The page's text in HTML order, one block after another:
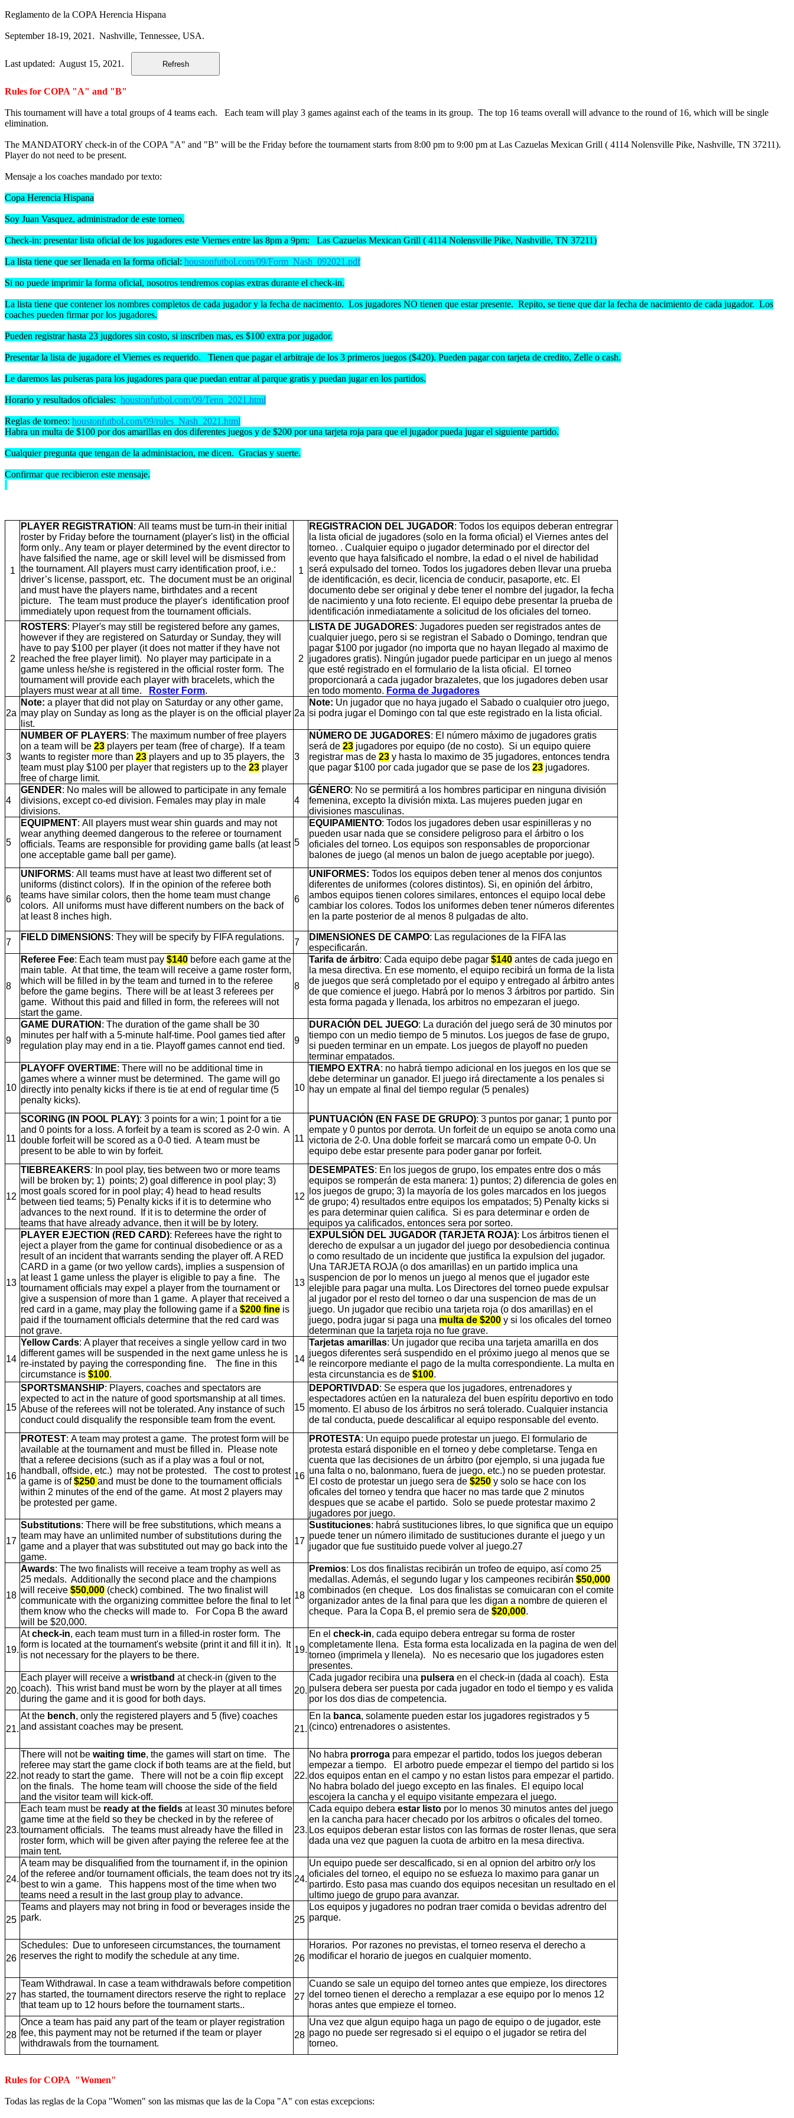
Reglamento de la COPA Herencia Hispana
September 18-19, 2021. Nashville, Tennessee, USA.
Last updated: August 15, 2021.
Rules for COPA "A" and "B"
This tournament will have a total groups of 4 teams each. Each team will play 3 games against each of the teams in its group. The top 16 teams overall will advance to the round of 16, which will be single
elimination.
The MANDATORY check-in of the COPA "A" and "B" will be the Friday before the tournament starts from 8:00 pm to 9:00 pm at Las Cazuelas Mexican Grill ( 4114 Nolensville Pike, Nashville, TN 37211).
Player do not need to be present.
Mensaje a los coaches mandado por texto:
Copa Herencia Hispana
Soy Juan Vasquez, administrador de este torneo.
Check-in: presentar lista oficial de los jugadores este Viernes entre las 8pm a 9pm: Las Cazuelas Mexican Grill ( 4114 Nolensville Pike, Nashville, TN 37211)
La lista tiene que ser llenada en la forma oficial: houstonfutbol.com/09/Form_Nash_092021.pdf
Si no puede imprimir la forma oficial, nosotros tendremos copias extras durante el check-in.
La lista tiene que contener los nombres completos de cada jugador y la fecha de nacimento. Los jugadores NO tienen que estar presente. Repito, se tiene que dar la fecha de nacimiento de cada jugador. Los
coaches pueden firmar por los jugadores.
Pueden registrar hasta 23 jugdores sin costo, si inscriben mas, es $100 extra por jugador.
Presentar la lista de jugadore el Viernes es requerido. Tienen que pagar el arbitraje de los 3 primeros juegos ($420). Pueden pagar con tarjeta de credito, Zelle o cash.
Le daremos las pulseras para los jugadores para que puedan entrar al parque gratis y puedan jugar en los partidos.
Horario y resultados oficiales: houstonfutbol.com/09/Tenn_2021.html
Reglas de torneo: houstonfutbol.com/09/rules_Nash_2021.html
Habra un multa de $100 por dos amarillas en dos diferentes juegos y de $200 por una tarjeta roja para que el jugador pueda jugar el siguiente partido.
Cualquier pregunta que tengan de la administacion, me dicen. Gracias y suerte.
Confirmar que recibieron este mensaje.
1
PLAYER REGISTRATION : All teams must be turn-in their initial
roster by Friday before the tournament (player's list) in the official
form only.. Any team or player determined by the event director to
have falsified the name, age or skill level will be dismissed from
the tournament. All players must carry identification proof, i.e.:
driver’s license, passport, etc. The document must be an original
and must have the players name, birthdates and a recent
picture. The team must produce the player's identification proof
immediately upon request from the tournament officials.
1
REGISTRACION DEL JUGADOR: Todos los equipos deberan entregrar
la lista oficial de jugadores (solo en la forma oficial) el Viernes antes del
torneo. . Cualquier equipo o jugador determinado por el director del
evento que haya falsificado el nombre, la edad o el nivel de habilidad
será expulsado del torneo. Todos los jugadores deben llevar una prueba
de identificación, es decir, licencia de conducir, pasaporte, etc. El
documento debe ser original y debe tener el nombre del jugador, la fecha
de nacimiento y una foto reciente. El equipo debe presentar la prueba de
identificación inmediatamente a solicitud de los oficiales del torneo.
2
ROSTERS: Player's may still be registered before any games,
however if they are registered on Saturday or Sunday, they will
have to pay $100 per player (it does not matter if they have not
reached the free player limit). No player may participate in a
game unless he/she is registered in the official roster form. The
tournament will provide each player with bracelets, which the
players must wear at all time.
Roster Form.
2
LISTA DE JUGADORES: Jugadores pueden ser registrados antes de
cualquier juego, pero si se registran el Sabado o Domingo, tendran que
pagar $100 por jugador (no importa que no hayan llegado al maximo de
jugadores gratis). Ningún jugador puede participar en un juego al menos
que esté registrado en el formulario de la lista oficial.
El torneo
proporcionará a cada jugador brazaletes, que los jugadores deben usar
en todo momento. Forma de Jugadores
2a
Note: a player that did not play on Saturday or any other game,
may play on Sunday as long as the player is on the official player
list.
2a
Note: Un jugador que no haya jugado el Sabado o cualquier otro juego,
si podra jugar el Domingo con tal que este registrado en la lista oficial.
3
NUMBER OF PLAYERS: The maximum number of free players
on a team will be 23 players per team (free of charge). If a team
wants to register more than 23 players and up to 35 players, the
team must play $100 per player that registers up to the 23 player
free of charge limit.
3
NÚMERO DE JUGADORES: El número máximo de jugadores gratis
será de 23 jugadores por equipo (de no costo). Si un equipo quiere
registrar mas de 23 y hasta lo maximo de 35 jugadores, entonces tendra
que pagar $100 por cada jugador que se pase de los 23 jugadores.
4
GENDER: No males will be allowed to participate in any female
divisions, except co-ed division. Females may play in male
divisions.
4
GÉNERO: No se permitirá a los hombres participar en ninguna división
femenina, excepto la división mixta. Las mujeres pueden jugar en
divisiones masculinas.
5
EQUIPMENT: All players must wear shin guards and may not
wear anything deemed dangerous to the referee or tournament
officials. Teams are responsible for providing game balls (at least
one acceptable game ball per game).
5
EQUIPAMIENTO: Todos los jugadores deben usar espinilleras y no
pueden usar nada que se considere peligroso para el árbitro o los
oficiales del torneo. Los equipos son responsables de proporcionar
balones de juego (al menos un balon de juego aceptable por juego).
6
UNIFORMS: All teams must have at least two different set of
uniforms (distinct colors). If in the opinion of the referee both
teams have similar colors, then the home team must change
colors. All uniforms must have different numbers on the back of
at least 8 inches high.
6
UNIFORMES: Todos los equipos deben tener al menos dos conjuntos
diferentes de uniformes (colores distintos). Si, en opinión del árbitro,
ambos equipos tienen colores similares, entonces el equipo local debe
cambiar los colores. Todos los uniformes deben tener números diferentes
en la parte posterior de al menos 8 pulgadas de alto.
7
FIELD DIMENSIONS: They will be specify by FIFA regulations.
7
DIMENSIONES DE CAMPO: Las regulaciones de la FIFA las
especificarán.
8
Referee Fee: Each team must pay $140 before each game at the
main table. At that time, the team will receive a game roster form,
which will be filled in by the team and turned in to the referee
before the game begins. There will be at least 3 referees per
game. Without this paid and filled in form, the referees will not
start the game.
8
Tarifa de árbitro: Cada equipo debe pagar $140 antes de cada juego en
la mesa directiva. En ese momento, el equipo recibirá un forma de la lista
de juegos que será completado por el equipo y entregado al árbitro antes
de que comience el juego. Habrá por lo menos 3 árbitros por partido. Sin
esta forma pagada y llenada, los arbitros no empezaran el juego.
9
GAME DURATION : The duration of the game shall be 30
minutes per half with a 5-minute half-time. Pool games tied after
regulation play may end in a tie. Playoff games cannot end tied.
9
DURACIÓN DEL JUEGO: La duración del juego será de 30 minutos por
tiempo con un medio tiempo de 5 minutos. Los juegos de fase de grupo,
si pueden terminar en un empate. Los juegos de playoff no pueden
terminar empatados.
10
PLAYOFF OVERTIME: There will no be additional time in
games where a winner must be determined. The game will go
directly into penalty kicks if there is tie at end of regular time (5
penalty kicks).
10
TIEMPO EXTRA: no habrá tiempo adicional en los juegos en los que se
debe determinar un ganador. El juego irá directamente a los penales si
hay un empate al final del tiempo regular (5 penales)
11
SCORING (IN POOL PLAY): 3 points for a win; 1 point for a tie
and 0 points for a loss. A forfeit by a team is scored as 2-0 win. A
double forfeit will be scored as a 0-0 tied. A team must be
present to be able to win by forfeit.
11
PUNTUACIÓN (EN FASE DE GRUPO): 3 puntos por ganar; 1 punto por
empate y 0 puntos por derrota. Un forfeit de un equipo se anota como una
victoria de 2-0. Una doble forfeit se marcará como un empate 0-0. Un
equipo debe estar presente para poder ganar por forfeit.
12
TIEBREAKERS: In pool play, ties between two or more teams
will be broken by; 1) points; 2) goal difference in pool play; 3)
most goals scored for in pool play; 4) head to head results
between tied teams; 5) Penalty kicks if it is to determine who
advances to the next round. If it is to determine the order of
teams that have already advance, then it will be by lotery.
12
DESEMPATES: En los juegos de grupo, los empates entre dos o más
equipos se romperán de esta manera: 1) puntos; 2) diferencia de goles en
los juegos de grupo; 3) la mayoría de los goles marcados en los juegos
de grupo; 4) resultados entre equipos los empatados; 5) Penalty kicks si
es para determinar quien califica. Si es para determinar e orden de
equipos ya calificados, entonces sera por sorteo.
13
PLAYER EJECTION (RED CARD): Referees have the right to
eject a player from the game for continual disobedience or as a
result of an incident that warrants sending the player off. A RED
CARD in a game (or two yellow cards), implies a suspension of
at least 1 game unless the player is eligible to pay a fine. The
tournament officials may expel a player from the tournament or
give a suspension of more than 1 game. A player that received a
red card in a game, may play the following game if a $200 fine is
paid if the tournament officials determine that the red card was
not grave.
13
EXPULSIÓN DEL JUGADOR (TARJETA ROJA): Los árbitros tienen el
derecho de expulsar a un jugador del juego por desobediencia continua
o como resultado de un incidente que justifica la expulsion del jugador.
Una TARJETA ROJA (o dos amarillas) en un partido implica una
suspencion de por lo menos un juego al menos que el jugador este
elejible para pagar una multa. Los Directores del torneo puede expulsar
al jugador por el resto del torneo o dar una suspencion de mas de un
juego. Un jugador que recibio una tarjeta roja (o dos amarillas) en el
juego, podra jugar si paga una multa de $200 y si los oficales del torneo
determinan que la tarjeta roja no fue grave.
14
Yellow Cards: A player that receives a single yellow card in two
different games will be suspended in the next game unless he is
re-instated by paying the corresponding fine. The fine in this
circumstance is $100.
14
Tarjetas amarillas: Un jugador que reciba una tarjeta amarilla en dos
juegos diferentes será suspendido en el próximo juego al menos que se
le reincorpore mediante el pago de la multa correspondiente. La multa en
esta circunstancia es de $100.
15
SPORTSMANSHIP: Players, coaches and spectators are
expected to act in the nature of good sportsmanship at all times.
Abuse of the referees will not be tolerated. Any instance of such
conduct could disqualify the responsible team from the event.
15
DEPORTIVDAD: Se espera que los jugadores, entrenadores y
espectadores actúen en la naturaleza del buen espíritu deportivo en todo
momento. El abuso de los árbitros no será tolerado. Cualquier instancia
de tal conducta, puede descalificar al equipo responsable del evento.
16
PROTEST: A team may protest a game. The protest form will be
available at the tournament and must be filled in. Please note
that a referee decisions (such as if a play was a foul or not,
handball, offside, etc.) may not be protested. The cost to protest
a game is of$250 and must be done to the tournament officials
within 2 minutes of the end of the game. At most 2 players may
be protested per game.
16
PROTESTA: Un equipo puede protestar un juego. El formulario de
protesta estará disponible en el torneo y debe completarse. Tenga en
cuenta que las decisiones de un árbitro (por ejemplo, si una jugada fue
una falta o no, balonmano, fuera de juego, etc.) no se pueden protestar.
El costo de protestar un juego sera de $250 y solo se hace con los
oficales del torneo y tendra que hacer no mas tarde que 2 minutos
despues que se acabe el partido. Solo se puede protestar maximo 2
jugadores por juego.
17
Substitutions: There will be free substitutions, which means a
team may have an unlimited number of substitutions during the
game and a player that was substituted out may go back into the
game.
17
Sustituciones: habrá sustituciones libres, lo que significa que un equipo
puede tener un número ilimitado de sustituciones durante el juego y un
jugador que fue sustituido puede volver al juego.27
18
Awards: The two finalists will receive a team trophy as well as
25 medals. Additionally the second place and the champions
will receive $50,000 (check) combined. The two finalist will
communicate with the organizing committee before the final to let
them know who the checks will made to. For Copa B the award
will be $20,000.
18
Premios: Los dos finalistas recibirán un trofeo de equipo, así como 25
medallas. Además, el segundo lugar y los campeones recibirán $50,000
combinados (en cheque. Los dos finalistas se comuicaran con el comite
organizador antes de la final para que les digan a nombre de quieren el
cheque. Para la Copa B, el premio sera de $20,000.
19.
Atcheck-in, each team must turn in a filled-in roster form. The
form is located at the tournament's website (print it and fill it in). It
is not necessary for the players to be there.
19.
En el check-in, cada equipo debera entregar su forma de roster
completamente llena. Esta forma esta localizada en la pagina de wen del
torneo (imprimela y llenela). No es necesario que los jugadores esten
presentes.
20.
Each player will receive a wristband at check-in (given to the
coach). This wrist band must be worn by the player at all times
during the game and it is good for both days.
20.
Cada jugador recibira una pulsera en el check-in (dada al coach). Esta
pulsera debera ser puesta por cada jugador en todo el tiempo y es valida
por los dos dias de competencia.
21.
At the bench, only the registered players and 5 (five) coaches
and assistant coaches may be present.
21.
En la banca, solamente pueden estar los jugadores registrados y 5
(cinco) entrenadores o asistentes.
22.
There will not be waiting time, the games will start on time. The
referee may start the game clock if both teams are at the field, but
not ready to start the game. There will not be a coin flip except
on the finals. The home team will choose the side of the field
and the visitor team will kick-off.
22.
No habra prorroga para empezar el partido, todos los juegos deberan
empezar a tiempo. El arbotro puede empezar el tiempo del partido si los
dos equipos entan en el campo y no estan listos para empezar el partido.
No habra bolado del juego excepto en las finales. El equipo local
escojera la cancha y el equipo visitante empezara el juego.
23.
Each team must be ready at the fields at least 30 minutes before
game time at the field so they be checked in by the referee of
tournament officials. The teams must already have the filled in
roster form, which will be given after paying the referee fee at the
main tent.
23.
Cada equipo debera estar listo por lo menos 30 minutos antes del juego
en la cancha para hacer checado por los arbitros o oficales del torneo.
Los equipos deberan estar listos con las formas de roster llenas, que sera
dada una vez que paguen la cuota de arbitro en la mesa directiva.
24.
A team may be disqualified from the tournament if, in the opinion
of the referee and/or tournament officials, the team does not try its
best to win a game. This happens most of the time when two
teams need a result in the last group play to advance.
24.
Un equipo puede ser descalficado, si en al opnion del arbitro or/y los
oficiales del torneo, el equipo no se esfueza lo maximo para ganar un
partirdo. Esto pasa mas cuando dos equipos necesitan un resultado en el
ultimo juego de grupo para avanzar.
25
Teams and players may not bring in food or beverages inside the
park.
25
Los equipos y jugadores no podran traer comida o bevidas adrentro del
parque.
26
Schedules: Due to unforeseen circumstances, the tournament
reserves the right to modify the schedule at any time.
26
Horarios. Por razones no previstas, el torneo reserva el derecho a
modificar el horario de juegos en cualquier momento.
27
Team Withdrawal. In case a team withdrawals before competition
has started, the tournament directors reserve the right to replace
that team up to 12 hours before the tournament starts..
27
Cuando se sale un equipo del torneo antes que empieze, los directores
del torneo tienen el derecho a remplazar a ese equipo por lo menos 12
horas antes que empieze el torneo.
28
Once a team has paid any part of the team or player registration
fee, this payment may not be returned if the team or player
withdrawals from the tournament.
28
Una vez que algun equipo haga un pago de equipo o de jugador, este
pago no puede ser regresado si el equipo o el jugador se retira del
torneo.
Rules for COPA "Women"
Todas las reglas de la Copa "Women" son las mismas que las de la Copa "A" con estas excepcions: